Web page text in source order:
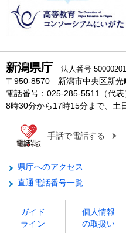
新潟県庁 法人番号
〒950-8570 新潟市中央区新光
電話番号：025-285-5511（代表
8時30分から17時15分まで、土
手話で電話する
県庁へのアクセス
直通電話番号一覧
ガイド
ライン
個人情報
の取扱い